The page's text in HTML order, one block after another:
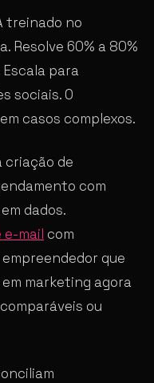
treinado no
Resolve 60% a 80%
para
sociais. O
casos complexos.
criação de
com
dados.
e-mail com
que
marketing agora
ou